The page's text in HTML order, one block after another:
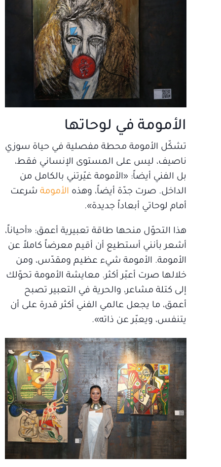
الأمومة في لوحاتها
تشكّل الأمومة محطة مفصلية في حياة سوزي
ناصيف، ليس على المستوى الإنساني فقط،
بل الفني أيضاً: «الأمومة غيّرتني بالكامل من
الداخل. صرت جدّة أيضاً، وهذه الأمومة شرعت
أمام لوحاتي أبعاداً جديدة».
هذا التحوّل منحها طاقة تعبيرية أعمق: «أحياناً،
أشعر بأنني أستطيع أن أقيم معرضاً كاملاً عن
الأمومة. الأمومة شيء عظيم ومقدّس، ومن
خلالها صرت أعبّر أكثر. معايشة الأمومة تحوّلك
إلى كتلة مشاعر، والحرية في التعبير تصبح
أعمق، ما يجعل عالمي الفني أكثر قدرة على أن
يتنفس، ويعبّر عن ذاته».